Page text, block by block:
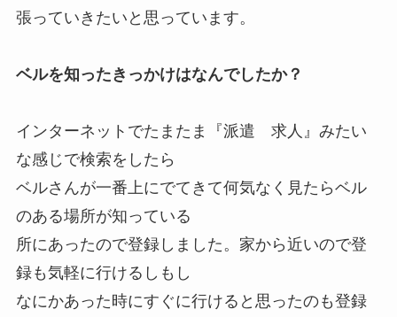
張っていきたいと思っています。
ベルを知ったきっかけはなんでしたか？
インターネットでたまたま『派遣 求人』みたい
な感じで検索をしたら
ベルさんが一番上にでてきて何気なく見たらベル
のある場所が知っている
所にあったので登録しました。家から近いので登
録も気軽に行けるしもし
なにかあった時にすぐに行けると思ったのも登録